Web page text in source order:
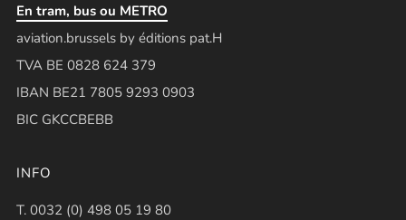
En tram, bus ou METRO
aviation.brussels by éditions pat.H
TVA BE 0828 624 379
IBAN BE21 7805 9293 0903
BIC GKCCBEBB
INFO
T. 0032 (0) 498 05 19 80